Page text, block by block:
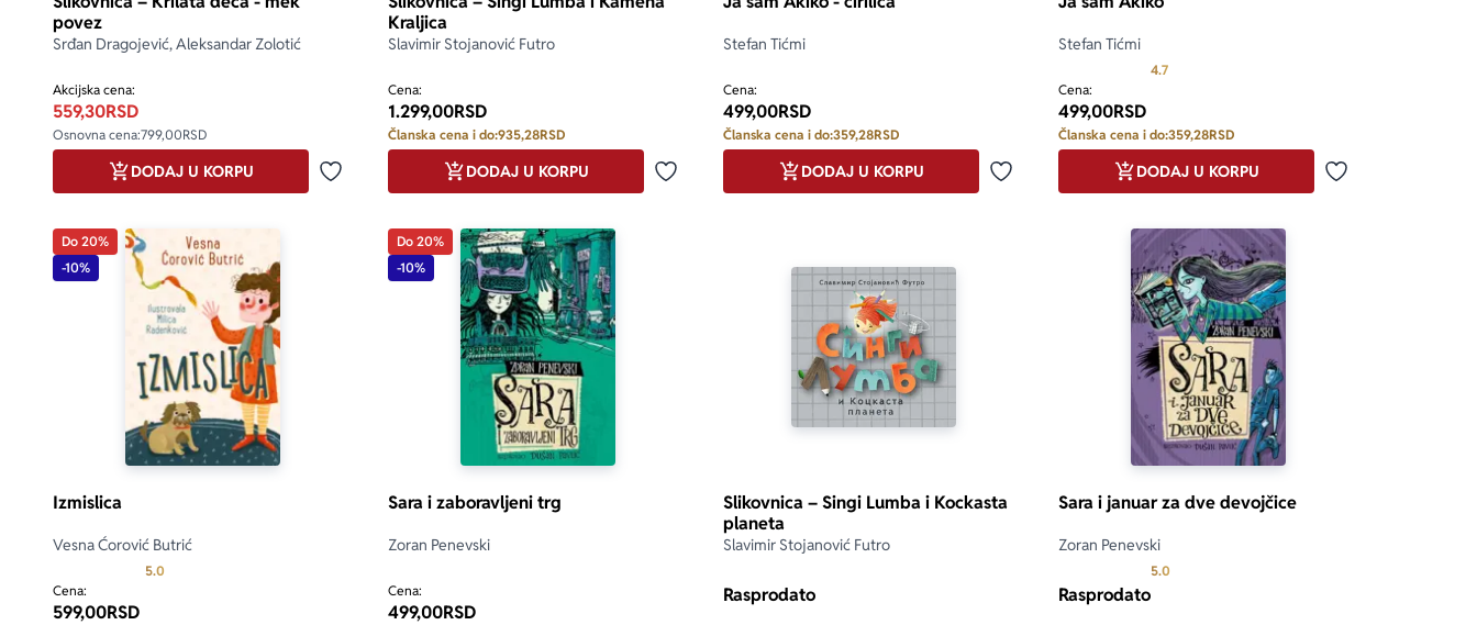
povez
Srđan Dragojević, Aleksandar Zolotić
Akcijska cena:
559,30RSD
Osnovna cena:799,00RSD
Dodaj u omiljene
DODAJ U KORPU
Kraljica
Slavimir Stojanović Futro
Cena:
1.299,00RSD
Članska cena i do:935,28RSD
Dodaj u omiljene
DODAJ U KORPU
Stefan Tićmi
Cena:
499,00RSD
Članska cena i do:359,28RSD
Dodaj u omiljene
DODAJ U KORPU
Stefan Tićmi
4.7Prosecna ocena je 4.7 od 5
Cena:
499,00RSD
Članska cena i do:359,28RSD
Dodaj u omiljene
DODAJ U KORPU
Do 20%
-10%
Izmislica
Vesna Ćorović Butrić
5.0
Cena:
599,00RSD
Do 20%
-10%
Sara i zaboravljeni trg
Zoran Penevski
Cena:
499,00RSD
Slikovnica – Singi Lumba i Kockasta
planeta
Slavimir Stojanović Futro
Rasprodato
Sara i januar za dve devojčice
Zoran Penevski
5.0
Rasprodato